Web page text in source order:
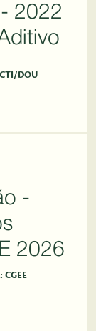
2022
DOU
-
2026
CGEE